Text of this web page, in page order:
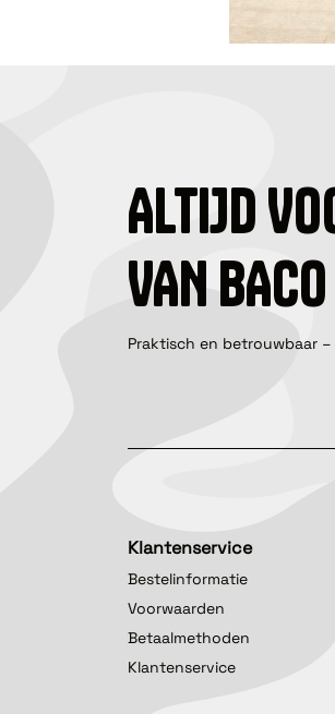
ALTIJD
VAN
Praktisch en betrouwbaar
Klantenservice
Bestelinformatie
Voorwaarden
Betaalmethoden
Klantenservice